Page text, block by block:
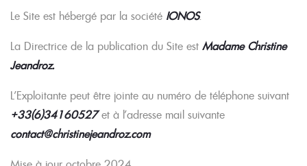
Le Site est hébergé par la société IONOS.
La Directrice de la publication du Site est Madame Christine
Jeandroz.
L’Exploitante peut être jointe au numéro de téléphone suivant
+33(6)34160527et à l’adresse mail suivante
contact@christinejeandroz.com